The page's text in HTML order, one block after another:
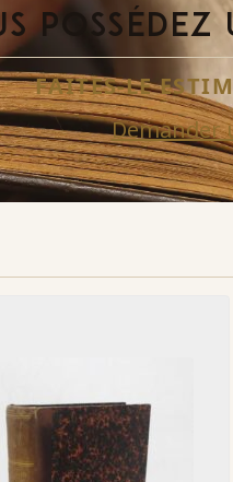
FAITES-LE
Demander